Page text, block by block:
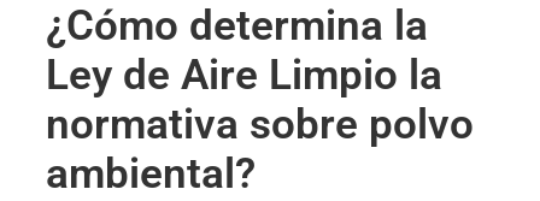
¿Cómo determina la
Ley de Aire Limpio la
normativa sobre polvo
ambiental?